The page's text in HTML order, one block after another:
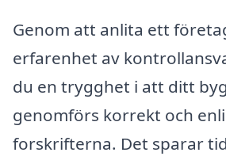
Genom att anlita ett
erfarenhet av
du en trygghet i att ditt
genomförs korrekt och
forskrifterna. Det sparar